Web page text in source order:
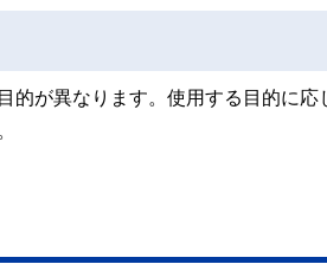
的が異なります。使用する目的に